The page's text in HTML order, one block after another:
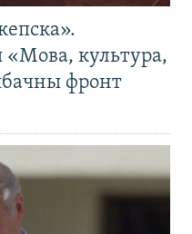
«Мова, культура,
фронт